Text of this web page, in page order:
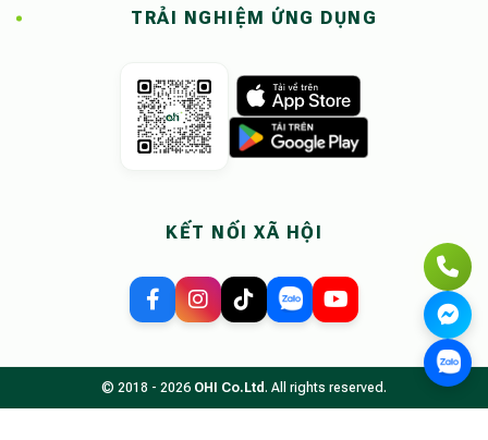
TRẢI NGHIỆM ỨNG DỤNG
KẾT NỐI XÃ HỘI
© 2018 - 2026 OHI Co.Ltd. All rights reserved.